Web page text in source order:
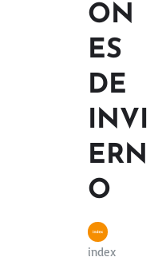
ON
ES
DE
INVI
ERN
O
index